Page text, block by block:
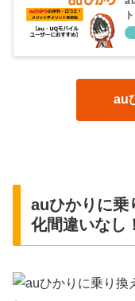
au
auひかりに乗
化間違いなし！